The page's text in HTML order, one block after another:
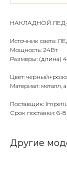
НАКЛАДНОЙ
Источник света:
Мощность: 24Вт
Размеры: (длина)
Цвет:
Материал: металл,
Поставщик:
Срок поставки: 6-
Другие